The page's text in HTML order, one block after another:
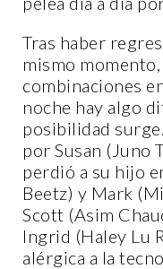
Tras haber
mismo
combinaciones
noche hay algo
posibilidad
por Susan (Juno
perdió a su hijo
Beetz) y Mark
Scott (Asim
Ingrid (Haley Lu
alérgica a la